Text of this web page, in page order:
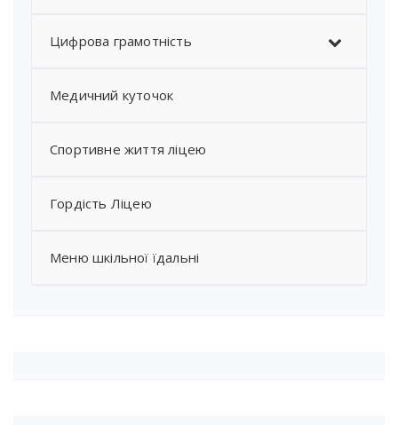
Цифрова грамотність
Медичний куточок
Спортивне життя ліцею
Гордість Ліцею
Меню шкільної їдальні